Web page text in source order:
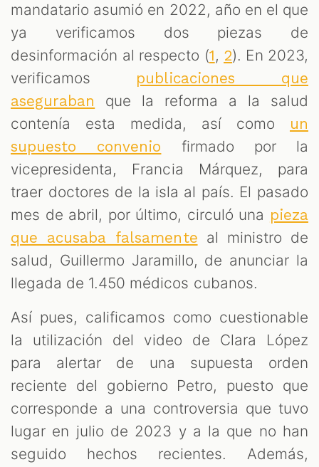
mandatario asumió en 2022, año en el que
ya verificamos dos piezas de
desinformación al respecto (1, 2). En 2023,
verificamos
publicaciones que
aseguraban
que la reforma a la salud
contenía esta medida, así como
un
supuesto convenio firmado por la
vicepresidenta, Francia Márquez, para
traer doctores de la isla al país. El pasado
mes de abril, por último, circuló una pieza
que acusaba falsamente al ministro de
salud, Guillermo Jaramillo, de anunciar la
llegada de 1.450 médicos cubanos.
Así pues, calificamos como cuestionable
la utilización del video de Clara López
para alertar de una supuesta orden
reciente del gobierno Petro, puesto que
corresponde a una controversia que tuvo
lugar en julio de 2023 y a la que no han
seguido hechos recientes. Además,